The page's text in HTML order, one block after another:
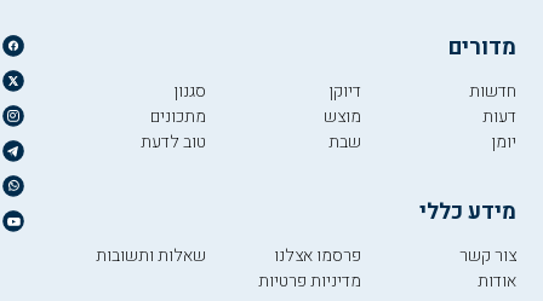
מדורים
חדשות
דעות
יומן
דיוקן
מוצש
שבת
סגנון
מתכונים
טוב לדעת
מידע כללי
צור קשר
אודות
פרסמו אצלנו
מדיניות פרטיות
שאלות ותשובות